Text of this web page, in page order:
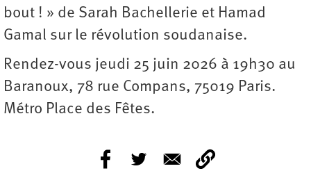
bout ! » de Sarah Bachellerie et Hamad
Gamal sur le révolution soudanaise.
Rendez-vous jeudi 25 juin 2026 à 19h30 au
Baranoux, 78 rue Compans, 75019 Paris.
Métro Place des Fêtes.